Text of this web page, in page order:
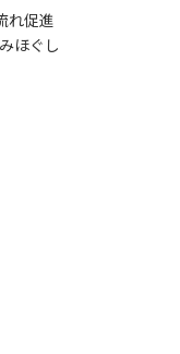
れ促進
ほぐし